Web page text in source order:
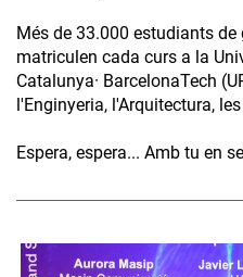
Més de 33.000 estudiants
matriculen cada curs a la
Catalunya· BarcelonaTech
l'Enginyeria, l'Arquitectura,
Espera, espera... Amb tu en